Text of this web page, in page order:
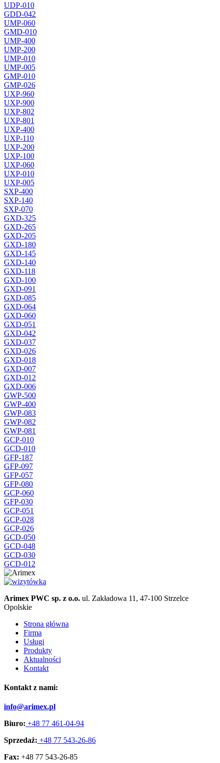
UDP-010
GDD-042
UMP-060
GMD-010
UMP-400
UMP-200
UMP-010
UMP-005
GMP-010
GMP-026
UXP-960
UXP-900
UXP-802
UXP-801
UXP-400
UXP-110
UXP-200
UXP-100
UXP-060
UXP-010
UXP-005
SXP-400
SXP-140
SXP-070
GXD-325
GXD-265
GXD-205
GXD-180
GXD-145
GXD-140
GXD-118
GXD-100
GXD-091
GXD-085
GXD-064
GXD-060
GXD-051
GXD-042
GXD-037
GXD-026
GXD-018
GXD-007
GXD-012
GXD-006
GWP-500
GWP-400
GWP-083
GWP-082
GWP-081
GCP-010
GCD-010
GFP-187
GFP-097
GFP-057
GFP-080
GCP-060
GFP-030
GCP-051
GCP-028
GCP-026
GCD-050
GCD-048
GCD-030
GCD-012
Arimex PWC sp. z o.o. ul. Zakładowa 11, 47-100 Strzelce
Opolskie
Strona główna
Firma
Usługi
Produkty
Aktualności
Kontakt
Kontakt z nami:
info@arimex.pl
Biuro: +48 77 461-04-94
Sprzedaż: +48 77 543-26-86
Fax: +48 77 543-26-85